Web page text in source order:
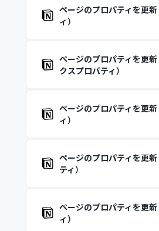
ページのプロパティを更
ィ）
ページのプロパティを更
クスプロパティ）
ページのプロパティを更
ィ）
ページのプロパティを更
ティ）
ページのプロパティを更
ィ）